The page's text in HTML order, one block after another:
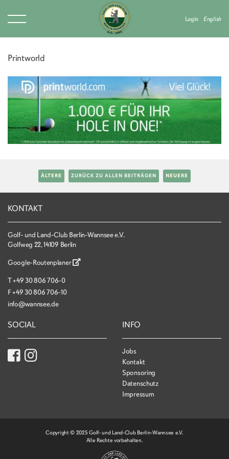
Login English
Printworld
ÄLTERE ZURÜCK ZU ALLEN BEITRÄGEN NEUERE
KONTAKT
Golf- und Land-Club Berlin-Wannsee e.V.
Golfweg 22, 14109 Berlin
Google-Routenplaner
T+49 30 806 706-0
F+49 30 806 706-10
info@wannsee.de
SOCIAL INFO
Jobs
Kontakt
Sponsoring
Datenschutz
Impressum
Copyright © 2025 Golf- und Land-Club Berlin-Wannsee e.V.
Alle Rechte vorbehalten.